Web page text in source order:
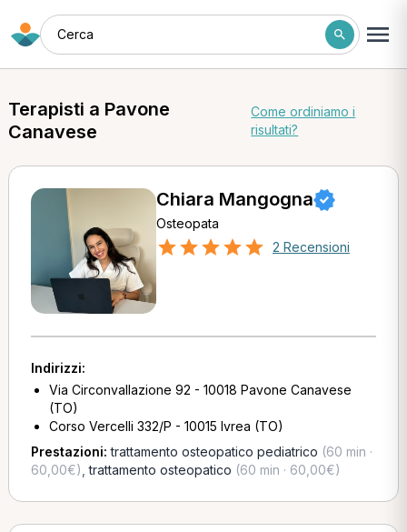
Cerca
Terapisti a Pavone
Canavese
Come ordiniamo i
risultati?
Chiara Mangogna
Osteopata
2 Recensioni
Indirizzi:
Via Circonvallazione 92 - 10018 Pavone Canavese
(TO)
Corso Vercelli 332/P - 10015 Ivrea (TO)
Prestazioni:trattamento osteopatico pediatrico (60 min ·
60,00€) ,trattamento osteopatico (60 min · 60,00€)